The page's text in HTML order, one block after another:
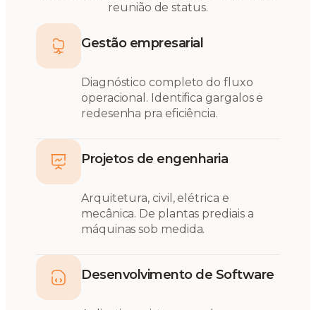
reunião de status.
Gestão empresarial
Diagnóstico completo do fluxo
operacional. Identifica gargalos e
redesenha pra eficiência.
Projetos de engenharia
Arquitetura, civil, elétrica e
mecânica. De plantas prediais a
máquinas sob medida.
Desenvolvimento de Software